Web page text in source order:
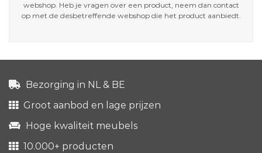
webshop. Heb je vragen over een product, neem dan contact
op met de desbetreffende webshop die het product aanbiedt.
Bezorging in NL & BE
Groot aanbod en lage prijzen
Hoge kwaliteit meubels
10.000+ producten